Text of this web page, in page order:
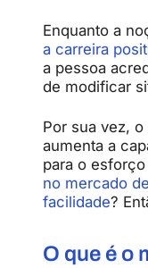
Enquanto a
a carreira
a pessoa
de modificar
Por sua vez,
aumenta a
para o
no mercado
facilidade?
O que é o